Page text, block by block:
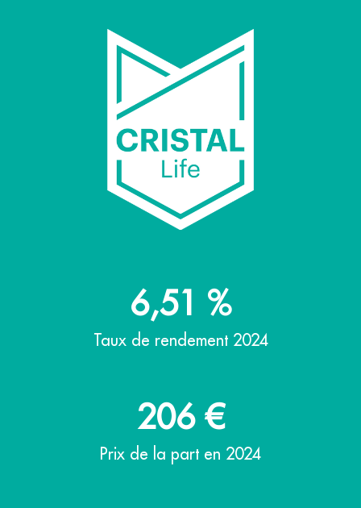
6,51 %
Taux de rendement 2024
206€
Prix de la part en 2024